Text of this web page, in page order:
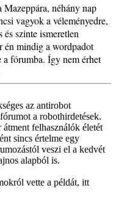
néhány nap
vagyok a véleményedre,
szinte ismeretlen
én mindig a wordpadot
a fórumba. Így nem érhet
az antirobot
a robothirdetések.
felhasználók életét
sincs értelme egy
veszi el a kedvét
alapból is.
vette a példát, itt